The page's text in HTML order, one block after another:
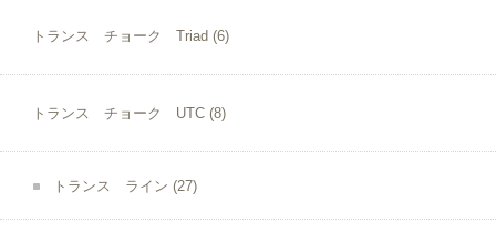
トランス チョーク Triad (6)
トランス チョーク UTC (8)
トランス ライン (27)